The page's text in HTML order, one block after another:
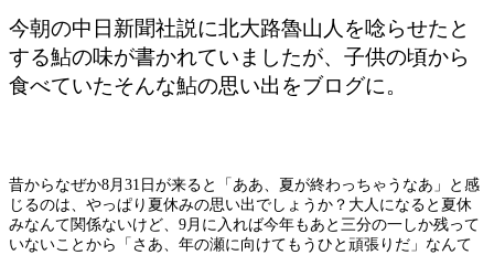
今朝の中日新聞社説に北大路魯山人を唸らせたと
する鮎の味が書かれていましたが、子供の頃から
食べていたそんな鮎の思い出をブログに。
昔からなぜか8月31日が来ると「ああ、夏が終わっちゃうなあ」と感
じるのは、やっぱり夏休みの思い出でしょうか？大人になると夏休
みなんて関係ないけど、9月に入れば今年もあと三分の一しか残って
いないことから「さあ、年の瀬に向けてもうひと頑張りだ」なんて